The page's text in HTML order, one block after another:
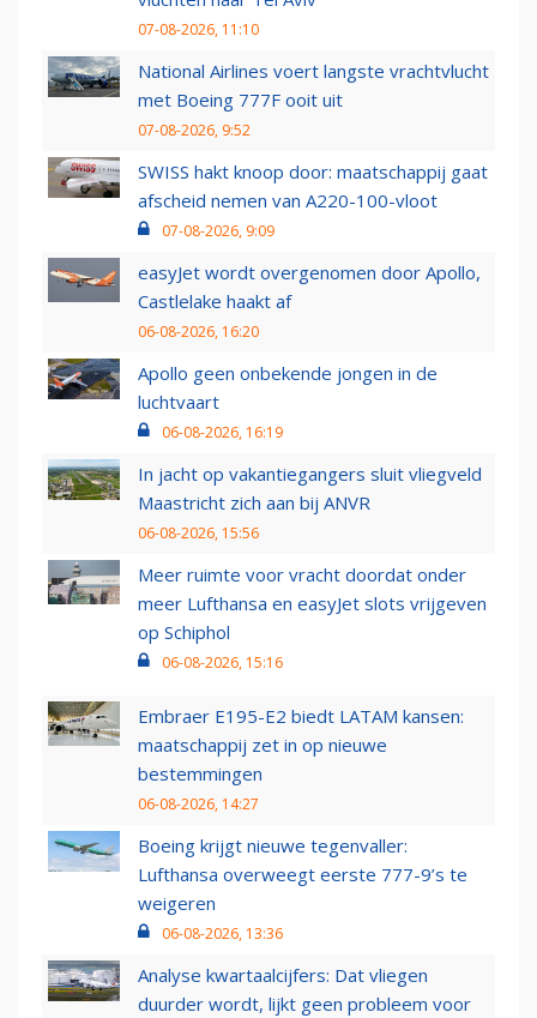
07-08-2026, 11:10
National Airlines voert langste vrachtvlucht
met Boeing 777F ooit uit
07-08-2026, 9:52
SWISS hakt knoop door: maatschappij gaat
afscheid nemen van A220-100-vloot
07-08-2026, 9:09
easyJet wordt overgenomen door Apollo,
Castlelake haakt af
06-08-2026, 16:20
Apollo geen onbekende jongen in de
luchtvaart
06-08-2026, 16:19
In jacht op vakantiegangers sluit vliegveld
Maastricht zich aan bij ANVR
06-08-2026, 15:56
Meer ruimte voor vracht doordat onder
meer Lufthansa en easyJet slots vrijgeven
op Schiphol
06-08-2026, 15:16
Embraer E195-E2 biedt LATAM kansen:
maatschappij zet in op nieuwe
bestemmingen
06-08-2026, 14:27
Boeing krijgt nieuwe tegenvaller:
Lufthansa overweegt eerste 777-9’s te
weigeren
06-08-2026, 13:36
Analyse kwartaalcijfers: Dat vliegen
duurder wordt, lijkt geen probleem voor